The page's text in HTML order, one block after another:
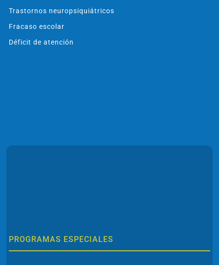
Trastornos neuropsiquiátricos
Fracaso escolar
Déficit de atención
PROGRAMAS ESPECIALES